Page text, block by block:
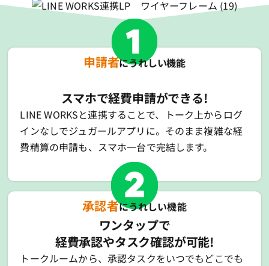
申請者にうれしい機能
スマホで経費申請ができる!
LINE WORKSと連携することで、トーク上からログ
インなしでジュガールアプリに。そのまま複雑な経
費精算の申請も、スマホ一台で完結します。
承認者にうれしい機能
ワンタップで
経費承認やタスク確認が可能!
トークルームから、承認タスクをいつでもどこでも